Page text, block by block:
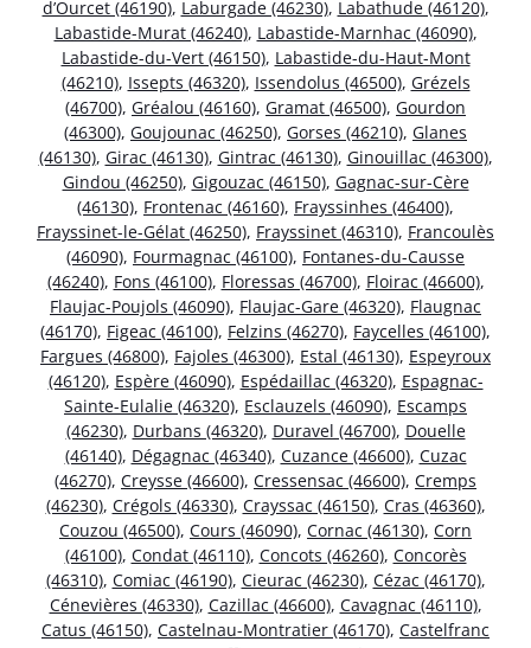
d’Ourcet (46190), Laburgade (46230), Labathude (46120),
Labastide-Murat (46240), Labastide-Marnhac (46090),
Labastide-du-Vert (46150), Labastide-du-Haut-Mont
(46210), Issepts (46320), Issendolus (46500), Grézels
(46700), Gréalou (46160), Gramat (46500), Gourdon
(46300), Goujounac (46250), Gorses (46210), Glanes
(46130), Girac (46130), Gintrac (46130), Ginouillac (46300),
Gindou (46250), Gigouzac (46150), Gagnac-sur-Cère
(46130), Frontenac (46160), Frayssinhes (46400),
Frayssinet-le-Gélat (46250), Frayssinet (46310), Francoulès
(46090), Fourmagnac (46100), Fontanes-du-Causse
(46240), Fons (46100), Floressas (46700), Floirac (46600),
Flaujac-Poujols (46090), Flaujac-Gare (46320), Flaugnac
(46170), Figeac (46100), Felzins (46270), Faycelles (46100),
Fargues (46800), Fajoles (46300), Estal (46130), Espeyroux
(46120), Espère (46090), Espédaillac (46320), Espagnac-
Sainte-Eulalie (46320), Esclauzels (46090), Escamps
(46230), Durbans (46320), Duravel (46700), Douelle
(46140), Dégagnac (46340), Cuzance (46600), Cuzac
(46270), Creysse (46600), Cressensac (46600), Cremps
(46230), Crégols (46330), Crayssac (46150), Cras (46360),
Couzou (46500), Cours (46090), Cornac (46130), Corn
(46100), Condat (46110), Concots (46260), Concorès
(46310), Comiac (46190), Cieurac (46230), Cézac (46170),
Cénevières (46330), Cazillac (46600), Cavagnac (46110),
Catus (46150), Castelnau-Montratier (46170), Castelfranc